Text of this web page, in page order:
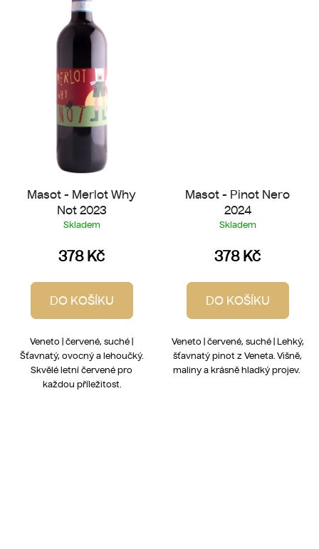
Masot - Merlot Why
Not 2023
Skladem
378 Kč
DO KOŠÍKU
Veneto | červené, suché |
Šťavnatý, ovocný a lehoučký.
Skvělé letní červené pro
každou příležitost.
Masot - Pinot Nero
2024
Skladem
378 Kč
DO KOŠÍKU
Veneto | červené, suché | Lehký,
šťavnatý pinot z Veneta. Višně,
maliny a krásně hladký projev.